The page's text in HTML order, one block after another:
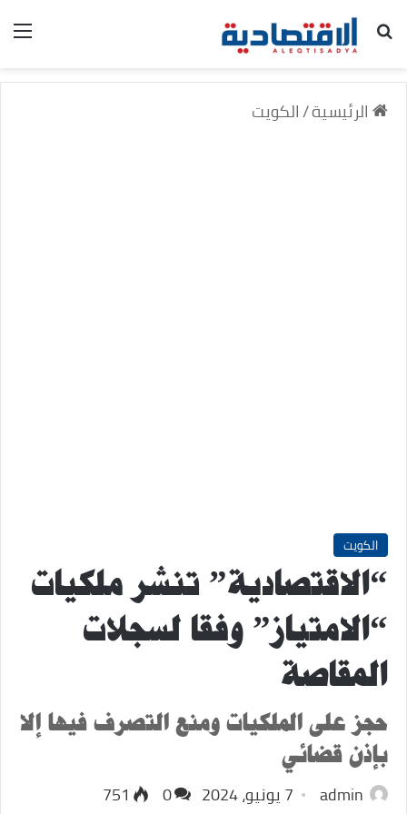
بحث عن
الرئيسية/الكويت
الكويت
“الاقتصادية” تنشر ملكيات
“الامتياز” وفقا لسجلات
المقاصة
حجز على الملكيات ومنع التصرف فيها إلا
بإذن قضائي
admin 7 يونيو، 2024 0
751